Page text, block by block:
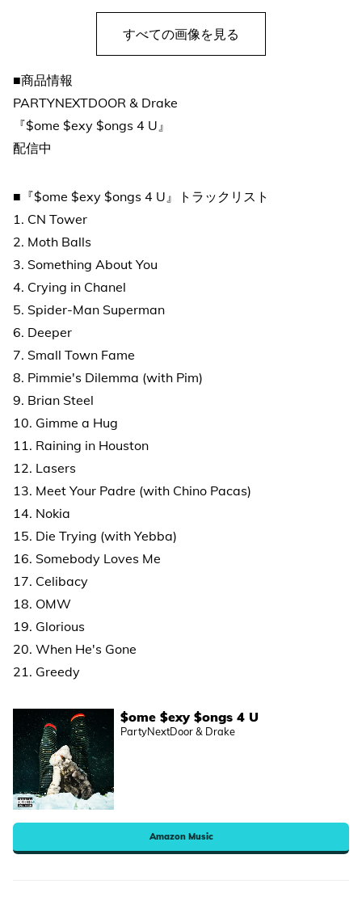
すべての画像を見る
■商品情報
PARTYNEXTDOOR & Drake
『$ome $exy $ongs 4 U』
配信中
■『$ome $exy $ongs 4 U』トラックリスト
1. CN Tower
2. Moth Balls
3. Something About You
4. Crying in Chanel
5. Spider-Man Superman
6. Deeper
7. Small Town Fame
8. Pimmie's Dilemma (with Pim)
9. Brian Steel
10. Gimme a Hug
11. Raining in Houston
12. Lasers
13. Meet Your Padre (with Chino Pacas)
14. Nokia
15. Die Trying (with Yebba)
16. Somebody Loves Me
17. Celibacy
18. OMW
19. Glorious
20. When He's Gone
21. Greedy
$ome $exy $ongs 4 U
PartyNextDoor & Drake
Amazon Music